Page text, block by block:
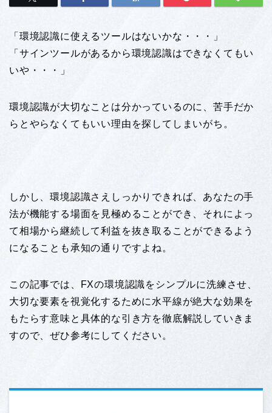
「環境認識に使えるツールはないかな・・・」
「サインツールがあるから環境認識はできなくてもい
いや・・・」
環境認識が大切なことは分かっているのに、苦手だか
らとやらなくてもいい理由を探してしまいがち。
しかし、環境認識さえしっかりできれば、あなたの手
法が機能する場面を見極めることができ、それによっ
て相場から継続して利益を抜き取ることができるよう
になることも承知の通りですよね。
この記事では、FXの環境認識をシンプルに洗練させ、
大切な要素を視覚化するために水平線が絶大な効果を
もたらす意味と具体的な引き方を徹底解説していきま
すので、ぜひ参考にしてください。